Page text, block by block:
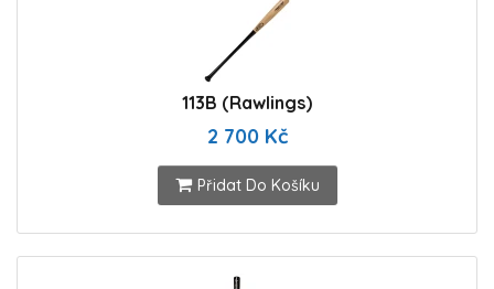
113B (Rawlings)
2 700 Kč
Přidat Do Košíku